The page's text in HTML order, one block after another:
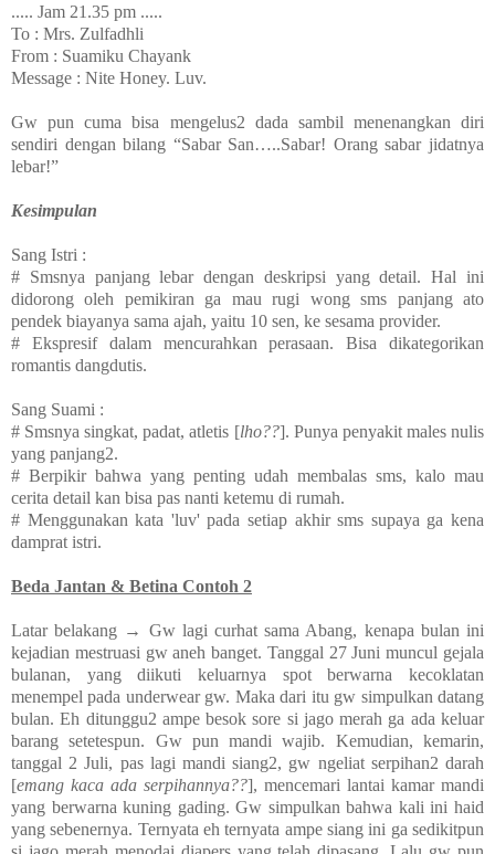
..... Jam 21.35 pm .....
To : Mrs. Zulfadhli
From : Suamiku Chayank
Message : Nite Honey. Luv.
Gw pun cuma bisa mengelus2 dada sambil menenangkan diri
sendiri dengan bilang “Sabar San…..Sabar! Orang sabar jidatnya
lebar!”
Kesimpulan
Sang Istri :
# Smsnya panjang lebar dengan deskripsi yang detail. Hal ini
didorong oleh pemikiran ga mau rugi wong sms panjang ato
pendek biayanya sama ajah, yaitu 10 sen, ke sesama provider.
# Ekspresif dalam mencurahkan perasaan. Bisa dikategorikan
romantis dangdutis.
Sang Suami :
# Smsnya singkat, padat, atletis [lho??]. Punya penyakit males nulis
yang panjang2.
# Berpikir bahwa yang penting udah membalas sms, kalo mau
cerita detail kan bisa pas nanti ketemu di rumah.
# Menggunakan kata 'luv' pada setiap akhir sms supaya ga kena
damprat istri.
Beda Jantan & Betina Contoh 2
Latar belakang → Gw lagi curhat sama Abang, kenapa bulan ini
kejadian mestruasi gw aneh banget. Tanggal 27 Juni muncul gejala
bulanan, yang diikuti keluarnya spot berwarna kecoklatan
menempel pada underwear gw. Maka dari itu gw simpulkan datang
bulan. Eh ditunggu2 ampe besok sore si jago merah ga ada keluar
barang setetespun. Gw pun mandi wajib. Kemudian, kemarin,
tanggal 2 Juli, pas lagi mandi siang2, gw ngeliat serpihan2 darah
[emang kaca ada serpihannya??], mencemari lantai kamar mandi
yang berwarna kuning gading. Gw simpulkan bahwa kali ini haid
yang sebenernya. Ternyata eh ternyata ampe siang ini ga sedikitpun